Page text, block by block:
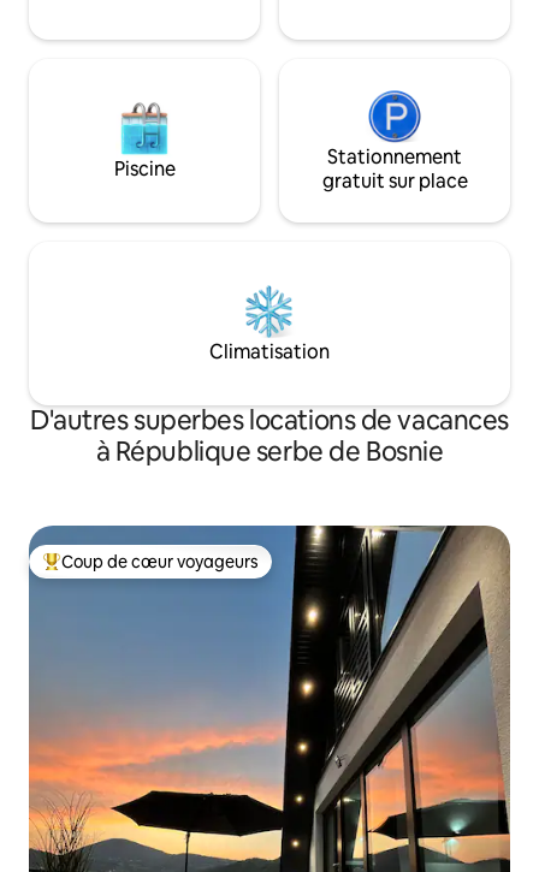
Piscine
Stationnement
gratuit sur place
Climatisation
D'autres superbes locations de vacances
à République serbe de Bosnie
Coup de cœur voyageurs parmi les plus aimés
Coup de cœur voyageurs